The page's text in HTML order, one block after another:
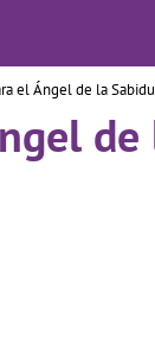
el Ángel de la